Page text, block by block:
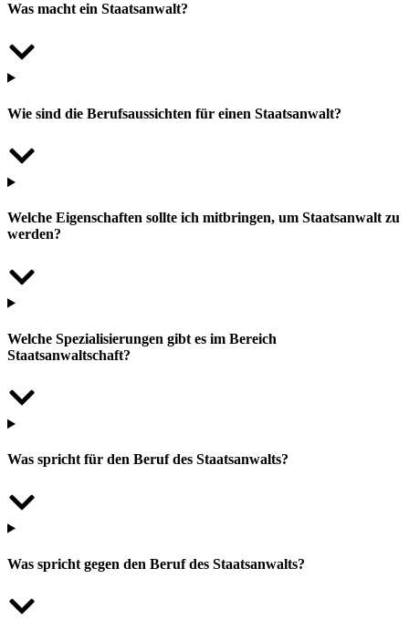
Was macht ein Staatsanwalt?
Wie sind die Berufsaussichten für einen Staatsanwalt?
Welche Eigenschaften sollte ich mitbringen, um Staatsanwalt zu
werden?
Welche Spezialisierungen gibt es im Bereich
Staatsanwaltschaft?
Was spricht für den Beruf des Staatsanwalts?
Was spricht gegen den Beruf des Staatsanwalts?